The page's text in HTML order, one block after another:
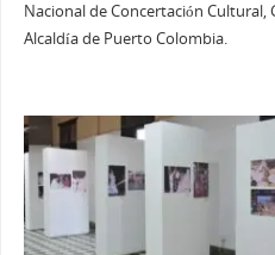
Nacional de Concertación Cultural,
Alcaldía de Puerto Colombia.